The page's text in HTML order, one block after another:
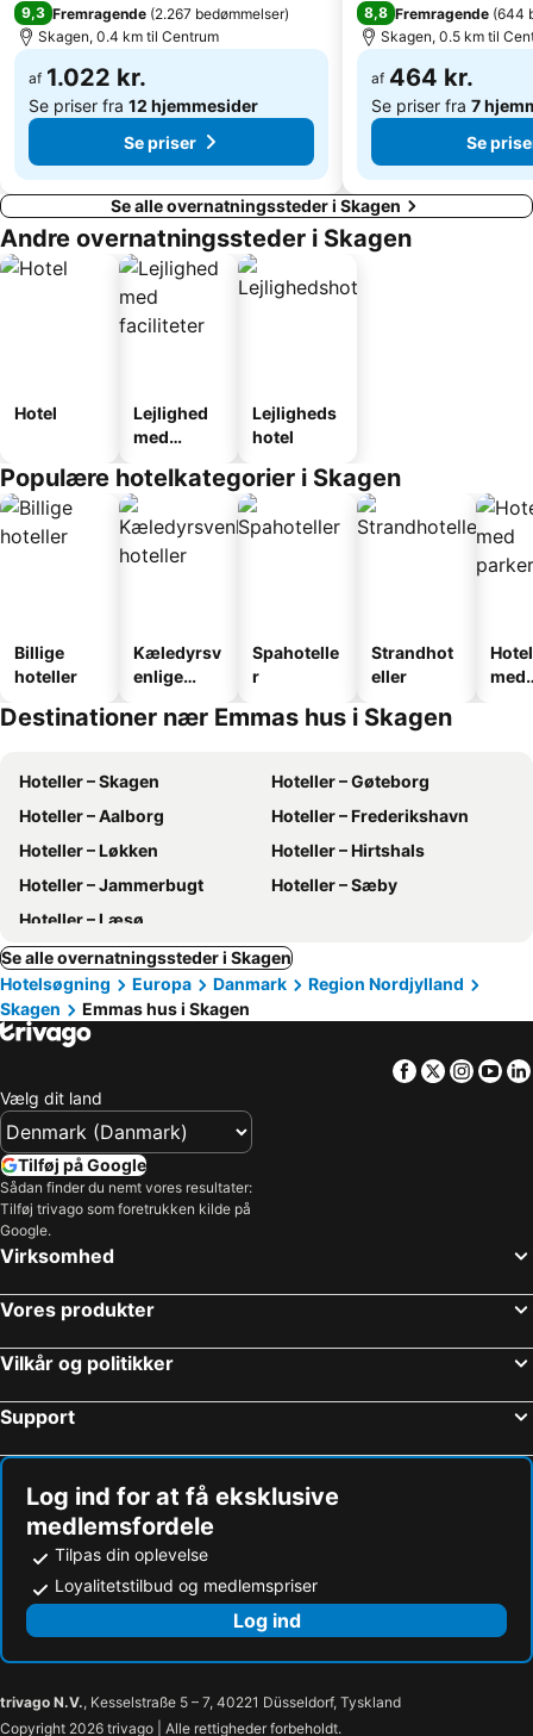
9,3 Fremragende (2.267 bedømmelser)
Skagen, 0.4 km til Centrum
af 1.022 kr.
Se priser fra 12 hjemmesider
Se priser
8,8 Fremragende (644
Skagen, 0.5 km til
af 464 kr.
Se priser fra 7
Se
Se alle overnatningssteder i Skagen
Andre overnatningssteder i Skagen
Hotel
Lejlighed
med
Lejligheds
hotel
Populære hotelkategorier i Skagen
Billige
hoteller
Kæledyrsv
enlige
Spahotelle
r
Strandhot
eller
med
Destinationer nær Emmas hus i Skagen
Hoteller – Skagen
Hoteller – Gøteborg
Hoteller – Aalborg
Hoteller – Frederikshavn
Hoteller – Løkken
Hoteller – Hirtshals
Hoteller – Jammerbugt
Hoteller – Sæby
Hoteller – Læsø
Se alle overnatningssteder i Skagen
Hotelsøgning
Europa Danmark
Region Nordjylland
Skagen
Emmas hus i Skagen
Facebook
Twitter
Vælg dit land
Tilføj på Google
Sådan finder du nemt vores resultater:
Tilføj trivago som foretrukken kilde på
Google.
Virksomhed
Vores produkter
Vilkår og politikker
Support
Log ind for at få eksklusive
medlemsfordele
Tilpas din oplevelse
Loyalitetstilbud og medlemspriser
Log ind
trivago N.V., Kesselstraße 5 – 7, 40221 Düsseldorf, Tyskland
Copyright 2026 trivago | Alle rettigheder forbeholdt.